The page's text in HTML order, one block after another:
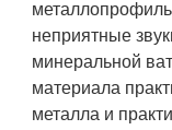
неприятные
минеральной
материала
металла и